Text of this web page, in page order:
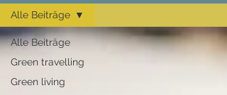
Alle Beiträge
Green travelling
Green living
Alle Beiträge